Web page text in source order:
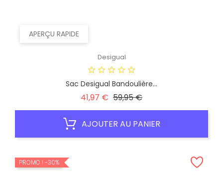
APERÇU RAPIDE
Desigual
Sac Desigual Bandoulière...
41,97 € Prix
59,95 €Prix
AJOUTER AU PANIER
PROMO ! -30%